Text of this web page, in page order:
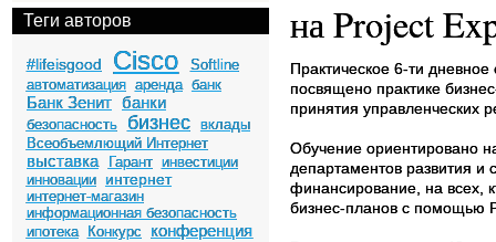
Теги авторов
#lifeisgood Cisco
Softline
автоматизация аренда банк
Банк Зенит банки
безопасность бизнес
вклады
Всеобъемлющий Интернет
выставка Гарант инвестиции
инновации
интернет
интернет-магазин
информационная безопасность
ипотека
Конкурс конференция
на Project
Практическое 6-ти
посвящено практике
принятия управленческих
Обучение ориентировано
департаментов развития и
финансирование, на всех,
бизнес-планов с помощью